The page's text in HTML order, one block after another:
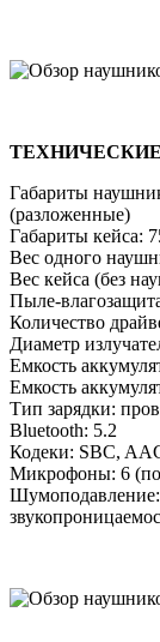
Габариты
(разложенные)
Габариты кейса:
Вес одного
Вес кейса (без
Пыле-
Количество
Диаметр
Емкость
Емкость
Тип зарядки:
Bluetooth: 5.2
Кодеки: SBC,
Микрофоны: 6